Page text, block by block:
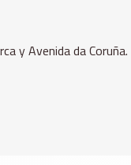
y Avenida da Coruña.